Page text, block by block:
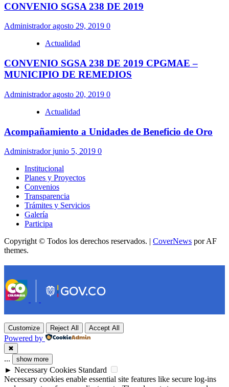
CONVENIO SGSA 238 DE 2019
Administradoragosto 29, 2019 0
Actualidad
CONVENIO SGSA 238 DE 2019 CPGMAE –
MUNICIPIO DE REMEDIOS
Administradoragosto 20, 2019 0
Actualidad
Acompañamiento a Unidades de Beneficio de Oro
Administradorjunio 5, 2019 0
Institucional
Planes y Proyectos
Convenios
Transparencia
Trámites y Servicios
Galería
Participa
Copyright © Todos los derechos reservados. | CoverNews por AF
themes.
Customize Reject All Accept All
Powered by
✖
... show more
► Necessary Cookies Standard
Necessary cookies enable essential site features like secure log-ins